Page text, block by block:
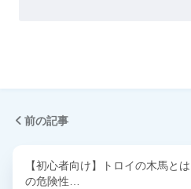
前の記事
【初心者向け】トロイの木馬と
の危険性…